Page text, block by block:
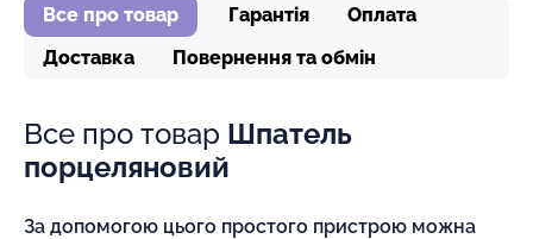
Все про товар Гарантія
Оплата
Доставка
Повернення та обмін
Все про товар Шпатель
порцеляновий
За допомогою цього простого пристрою можна